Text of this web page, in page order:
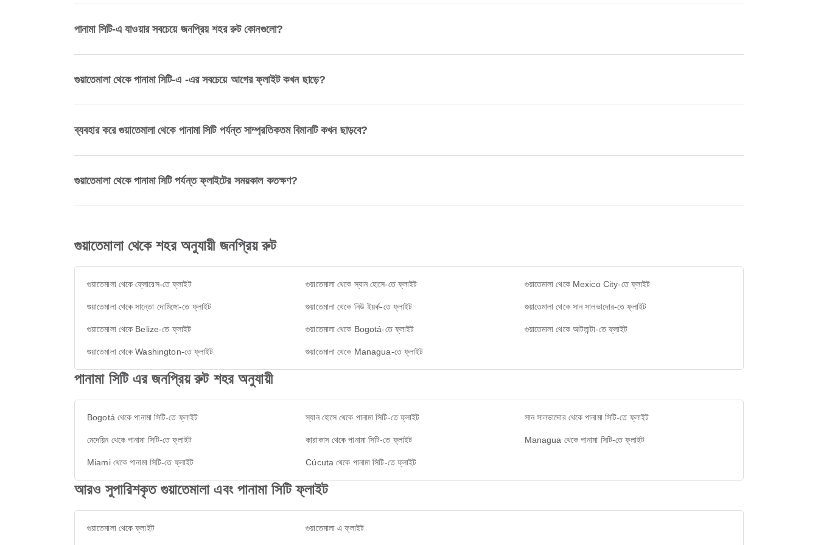
পানামা সিটি-এ যাওয়ার সবচেয়ে জনপ্রিয় শহর রুট কোনগুলো?
গুয়াতেমালা থেকে পানামা সিটি-এ -এর সবচেয়ে আগের ফ্লাইট কখন ছাড়ে?
ব্যবহার করে গুয়াতেমালা থেকে পানামা সিটি পর্যন্ত সাম্প্রতিকতম বিমানটি কখন ছাড়বে?
গুয়াতেমালা থেকে পানামা সিটি পর্যন্ত ফ্লাইটের সময়কাল কতক্ষণ?
গুয়াতেমালা থেকে শহর অনুযায়ী জনপ্রিয় রুট
গুয়াতেমালা থেকে ফ্লোরেস-তে ফ্লাইট গুয়াতেমালা থেকে স্যান হোসে-তে ফ্লাইট গুয়াতেমালা থেকে Mexico City-তে ফ্লাইট
গুয়াতেমালা থেকে সান্তো দোমিঙ্গো-তে ফ্লাইট গুয়াতেমালা থেকে নিউ ইয়র্ক-তে ফ্লাইট গুয়াতেমালা থেকে সান সালভাদোর-তে ফ্লাইট
গুয়াতেমালা থেকে Belize-তে ফ্লাইট গুয়াতেমালা থেকে Bogotá-তে ফ্লাইট গুয়াতেমালা থেকে আটলান্টা-তে ফ্লাইট
গুয়াতেমালা থেকে Washington-তে ফ্লাইট গুয়াতেমালা থেকে Managua-তে ফ্লাইট
পানামা সিটি এর জনপ্রিয় রুট শহর অনুযায়ী
Bogotá থেকে পানামা সিটি-তে ফ্লাইট স্যান হোসে থেকে পানামা সিটি-তে ফ্লাইট সান সালভাদোর থেকে পানামা সিটি-তে ফ্লাইট
মেদেয়িন থেকে পানামা সিটি-তে ফ্লাইট কারাকাস থেকে পানামা সিটি-তে ফ্লাইট Managua থেকে পানামা সিটি-তে ফ্লাইট
Miami থেকে পানামা সিটি-তে ফ্লাইট Cúcuta থেকে পানামা সিটি-তে ফ্লাইট
আরও সুপারিশকৃত গুয়াতেমালা এবং পানামা সিটি ফ্লাইট
গুয়াতেমালা থেকে ফ্লাইট গুয়াতেমালা এ ফ্লাইট